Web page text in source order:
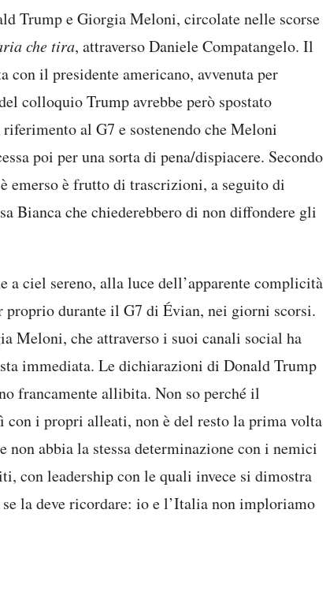
Trump e Giorgia Meloni, circolate nelle scorse
che tira, attraverso Daniele Compatangelo. Il
con il presidente americano, avvenuta per
colloquio Trump avrebbe però spostato
al G7 e sostenendo che Meloni
poi per una sorta di pena/dispiacere. Secondo
emerso è frutto di trascrizioni, a seguito di
Bianca che chiederebbero di non diffondere gli
ciel sereno, alla luce dell’apparente complicità
proprio durante il G7 di Évian, nei giorni scorsi.
Meloni, che attraverso i suoi canali social ha
immediata. Le dichiarazioni di Donald Trump
francamente allibita. Non so perché il
i propri alleati, non è del resto la prima volta
non abbia la stessa determinazione con i nemici
con leadership con le quali invece si dimostra
la deve ricordare: io e l’Italia non imploriamo